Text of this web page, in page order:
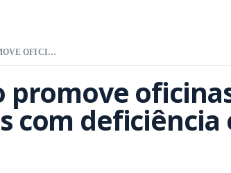
PORTO CÊNICO PROMOVE OFICINAS TEATRAIS PARA PESSOAS COM DEFICIÊNCIA EM ITAJAÍ
promove
com